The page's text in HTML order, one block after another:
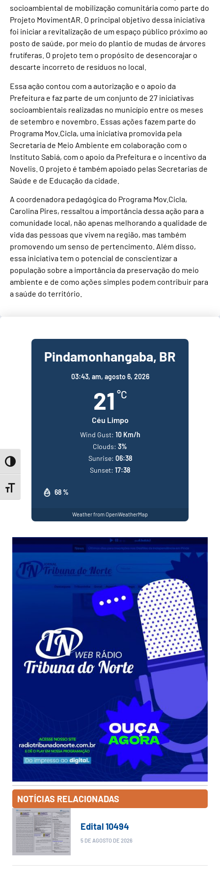
Toggle High Contrast
Toggle Font size
socioambiental de mobilização comunitária como parte do
Projeto MovimentAR. O principal objetivo dessa iniciativa
foi iniciar a revitalização de um espaço público próximo ao
posto de saúde, por meio do plantio de mudas de árvores
frutíferas. O projeto tem o propósito de desencorajar o
descarte incorreto de resíduos no local.
Essa ação contou com a autorização e o apoio da
Prefeitura e faz parte de um conjunto de 27 iniciativas
socioambientais realizadas no município entre os meses
de setembro e novembro. Essas ações fazem parte do
Programa Mov.Cicla, uma iniciativa promovida pela
Secretaria de Meio Ambiente em colaboração com o
Instituto Sabiá, com o apoio da Prefeitura e o incentivo da
Novelis. O projeto é também apoiado pelas Secretarias de
Saúde e de Educação da cidade.
A coordenadora pedagógica do Programa Mov.Cicla,
Carolina Pires, ressaltou a importância dessa ação para a
comunidade local, não apenas melhorando a qualidade de
vida das pessoas que vivem na região, mas também
promovendo um senso de pertencimento. Além disso,
essa iniciativa tem o potencial de conscientizar a
população sobre a importância da preservação do meio
ambiente e de como ações simples podem contribuir para
a saúde do território.
Pindamonhangaba, BR
03:43, am, agosto 6, 2026
21 °C
Céu Limpo
68 %
Wind Gust: 10 Km/h
Clouds: 3%
Sunrise: 06:38
Sunset: 17:38
Weather from OpenWeatherMap
NOTÍCIAS RELACIONADAS
Edital 10494
5 DE AGOSTO DE 2026